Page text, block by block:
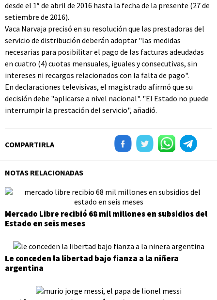
desde el 1° de abril de 2016 hasta la fecha de la presente (27 de
setiembre de 2016).
Vaca Narvaja precisó en su resolución que las prestadoras del
servicio de distribución deberán adoptar "las medidas
necesarias para posibilitar el pago de las facturas adeudadas
en cuatro (4) cuotas mensuales, iguales y consecutivas, sin
intereses ni recargos relacionados con la falta de pago".
En declaraciones televisivas, el magistrado afirmó que su
decisión debe "aplicarse a nivel nacional". "El Estado no puede
interrumpir la prestación del servicio", añadió.
COMPARTIRLA
NOTAS RELACIONADAS
Mercado Libre recibió 68 mil millones en subsidios del
Estado en seis meses
Le conceden la libertad bajo fianza a la niñera
argentina